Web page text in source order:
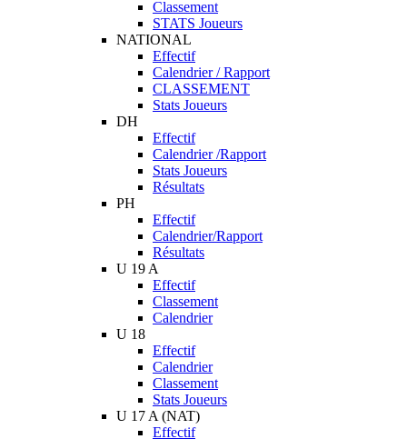
Classement
STATS Joueurs
NATIONAL
Effectif
Calendrier / Rapport
CLASSEMENT
Stats Joueurs
DH
Effectif
Calendrier /Rapport
Stats Joueurs
Résultats
PH
Effectif
Calendrier/Rapport
Résultats
U 19 A
Effectif
Classement
Calendrier
U 18
Effectif
Calendrier
Classement
Stats Joueurs
U 17 A (NAT)
Effectif